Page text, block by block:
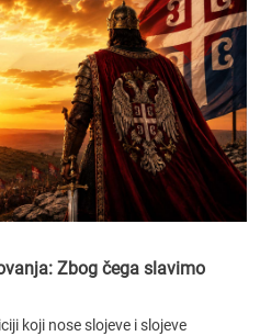
Zbog čega slavimo
koji nose slojeve i slojeve